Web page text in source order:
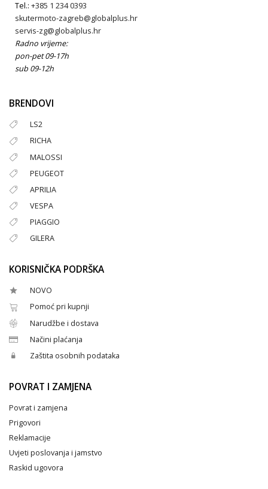
Tel.: +385 1 234 0393
skutermoto-zagreb@globalplus.hr
servis-zg@globalplus.hr
Radno vrijeme:
pon-pet 09-17h
sub 09-12h
BRENDOVI
LS2
RICHA
MALOSSI
PEUGEOT
APRILIA
VESPA
PIAGGIO
GILERA
KORISNIČKA PODRŠKA
NOVO
Pomoć pri kupnji
Narudžbe i dostava
Načini plaćanja
Zaštita osobnih podataka
POVRAT I ZAMJENA
Povrat i zamjena
Prigovori
Reklamacije
Uvjeti poslovanja i jamstvo
Raskid ugovora